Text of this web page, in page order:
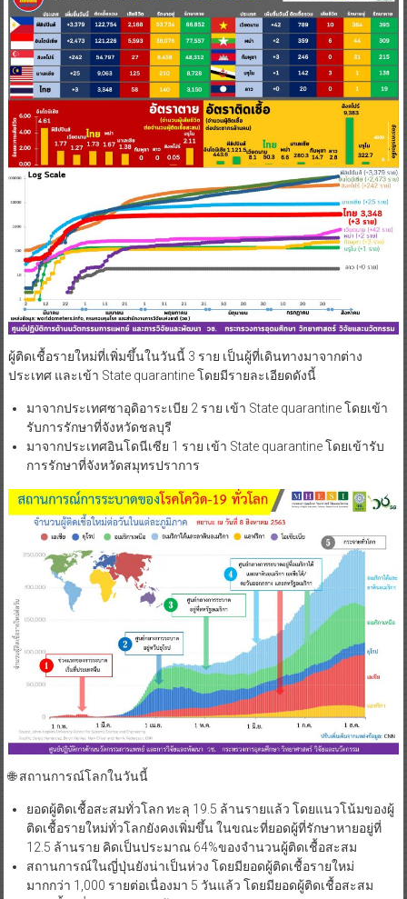
ผู้ติดเชื้อรายใหม่ที่เพิ่มขึ้นในวันนี้ 3 ราย เป็นผู้ที่เดินทางมาจากต่าง
ประเทศ และเข้า State quarantine โดยมีรายละเอียดดังนี้
มาจากประเทศซาอุดิอาระเบีย 2 ราย เข้า State quarantine โดยเข้า
รับการรักษาที่จังหวัดชลบุรี
มาจากประเทศอินโดนีเซีย 1 ราย เข้า State quarantine โดยเข้ารับ
การรักษาที่จังหวัดสมุทรปราการ
🌐 สถานการณ์โลกในวันนี้
ยอดผู้ติดเชื้อสะสมทั่วโลก ทะลุ 19.5 ล้านรายแล้ว โดยแนวโน้มของผู้
ติดเชื้อรายใหม่ทั่วโลกยังคงเพิ่มขึ้น ในขณะที่ยอดผู้ที่รักษาหายอยู่ที่
12.5 ล้านราย คิดเป็นประมาณ 64%ของจำนวนผู้ติดเชื้อสะสม
สถานการณ์ในญี่ปุ่นยังน่าเป็นห่วง โดยมียอดผู้ติดเชื้อรายใหม่
มากกว่า 1,000 รายต่อเนื่องมา 5 วันแล้ว โดยมียอดผู้ติดเชื้อสะสม